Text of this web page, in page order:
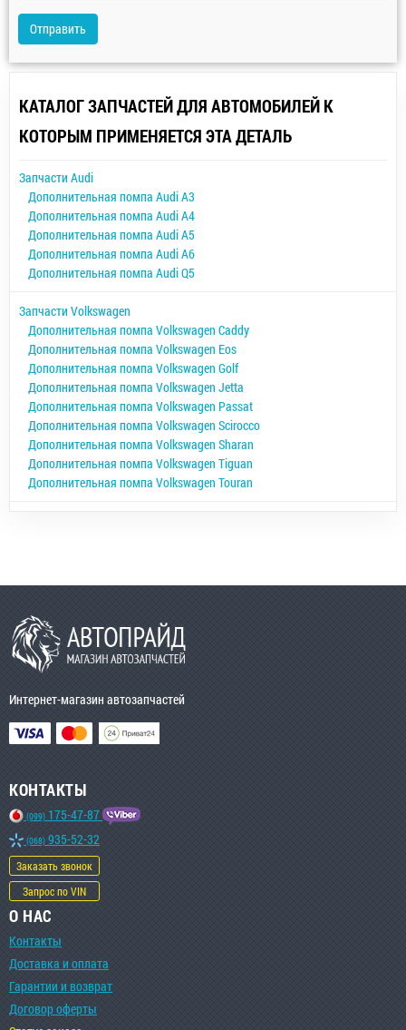
Отправить
КАТАЛОГ ЗАПЧАСТЕЙ ДЛЯ АВТОМОБИЛЕЙ К
КОТОРЫМ ПРИМЕНЯЕТСЯ ЭТА ДЕТАЛЬ
Запчасти Audi
Дополнительная помпа Audi A3
Дополнительная помпа Audi A4
Дополнительная помпа Audi A5
Дополнительная помпа Audi A6
Дополнительная помпа Audi Q5
Запчасти Volkswagen
Дополнительная помпа Volkswagen Caddy
Дополнительная помпа Volkswagen Eos
Дополнительная помпа Volkswagen Golf
Дополнительная помпа Volkswagen Jetta
Дополнительная помпа Volkswagen Passat
Дополнительная помпа Volkswagen Scirocco
Дополнительная помпа Volkswagen Sharan
Дополнительная помпа Volkswagen Tiguan
Дополнительная помпа Volkswagen Touran
Интернет-магазин автозапчастей
КОНТАКТЫ
(099) 175-47-87
(068) 935-52-32
Заказать звонок
Запрос по VIN
О НАС
Контакты
Доставка и оплата
Гарантии и возврат
Договор оферты